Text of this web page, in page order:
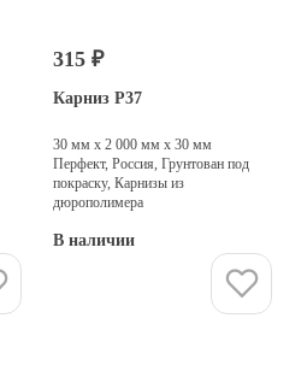
315 ₽
Карниз P37
30 мм х 2 000 мм х 30 мм
Перфект, Россия, Грунтован под
покраску, Карнизы из
дюрополимера
В наличии